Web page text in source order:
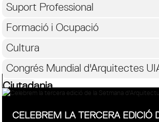
Suport Professional
Formació i Ocupació
Cultura
Congrés Mundial d'Arquitectes
Ciutadania
CELEBREM LA TERCERA EDICIÓ